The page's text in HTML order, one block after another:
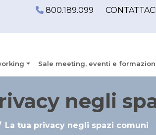
800.189.099 CONTATTACI
Sale meeting, eventi e
negli
La tua privacy negli spazi comuni